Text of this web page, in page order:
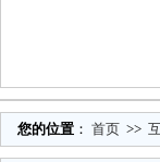
您的位置 ： 首页 >>